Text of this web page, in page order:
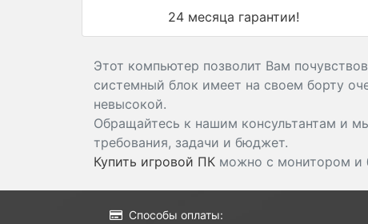
24 месяца гарантии!
Этот компьютер позволит Вам
системный блок имеет на своем борту
невысокой.
Обращайтесь к нашим консультантам и
требования, задачи и бюджет.
Купить игровой ПК можно с монитором и
Способы оплаты: